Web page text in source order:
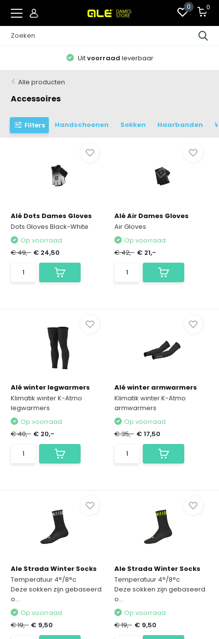
0 0
Zomeractie:ALLES 50% KORTING
Alle producten
Accessoires
Filters Handschoenen Sokken Haarbanden
Alé Dots Dames Gloves
Dots Gloves Black-White
Op voorraad
€ 49,- € 24,50
Alé Air Dames Gloves
Air Gloves
Op voorraad
€ 42,- € 21,-
Alé winter legwarmers
Klimatik winter K-Atmo
legwarmers
Op voorraad
€ 40,- € 20,-
Alé winter armwarmers
Klimatik winter K-Atmo
armwarmers
Op voorraad
€ 35,- € 17,50
Ale Strada Winter Socks
Temperatuur 4°/8°c
Deze sokken zijn gebaseerd
o...
Op voorraad
€ 19,- € 9,50
Ale Strada Winter Socks
Temperatuur 4°/8°c
Deze sokken zijn gebaseerd
o...
Op voorraad
€ 19,- € 9,50